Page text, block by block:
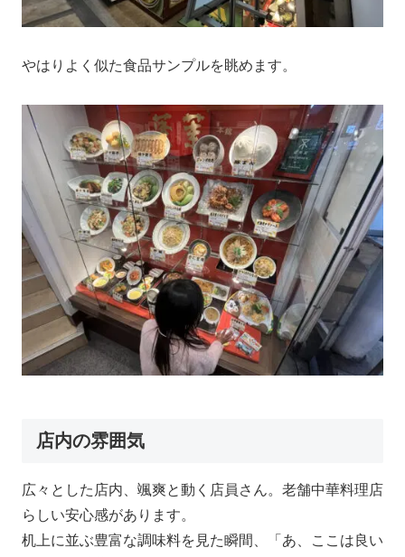
やはりよく似た食品サンプルを眺めます。
店内の雰囲気
広々とした店内、颯爽と動く店員さん。老舗中華料理店
らしい安心感があります。
机上に並ぶ豊富な調味料を見た瞬間、「あ、ここは良い